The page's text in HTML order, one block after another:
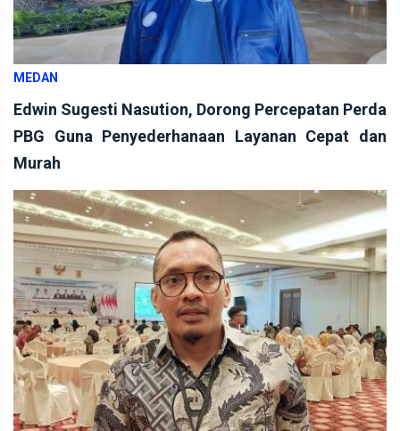
MEDAN
Edwin Sugesti Nasution, Dorong Percepatan Perda
PBG Guna Penyederhanaan Layanan Cepat dan
Murah